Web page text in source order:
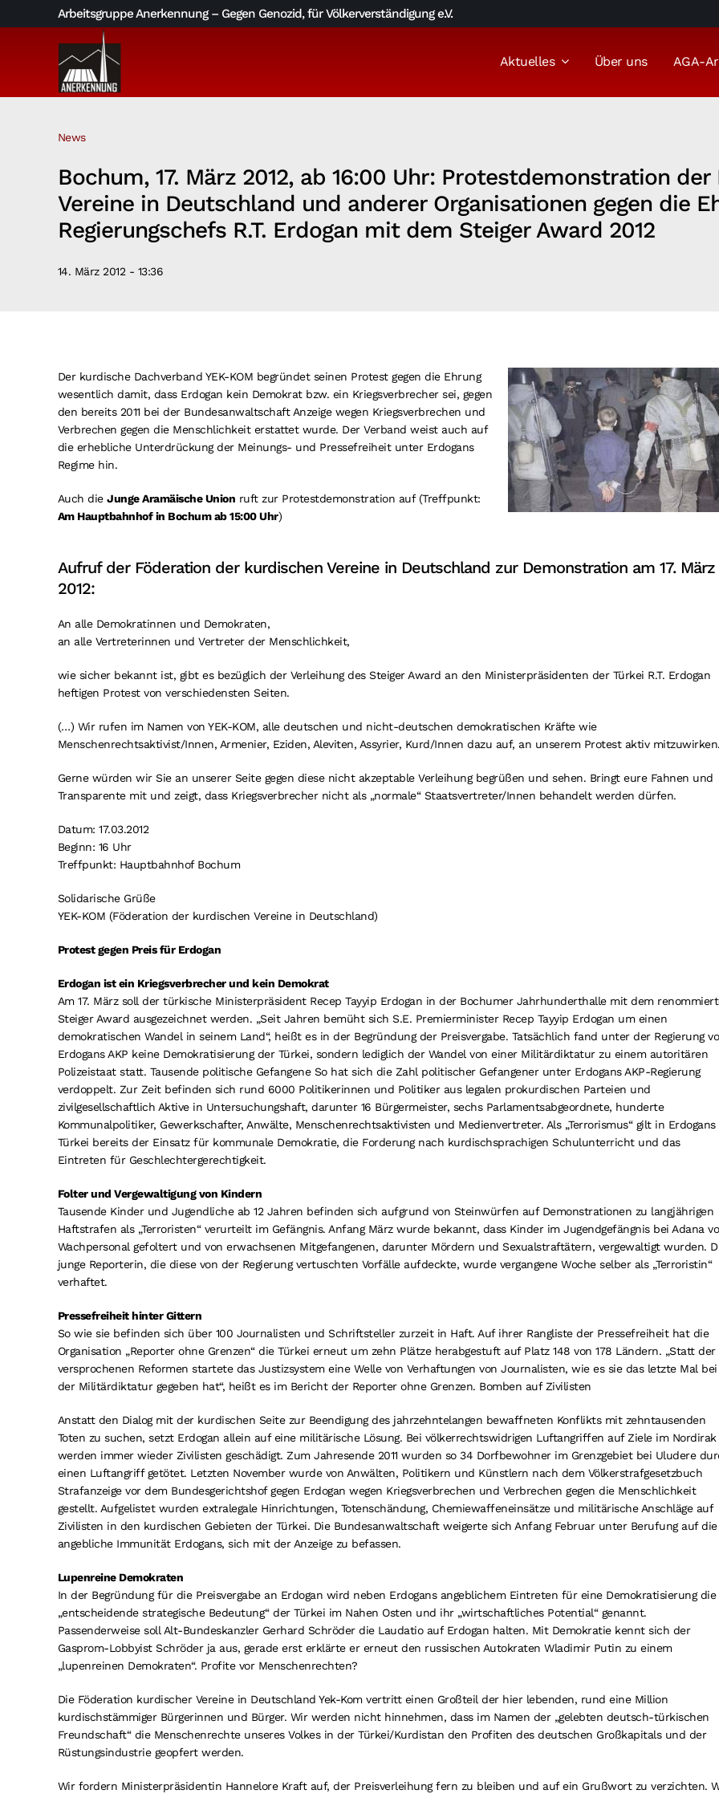
to
Arbeitsgruppe Anerkennung – Gegen Genozid, für Völkerverständigung e.V.
Aktuelles Über uns AGA-
News
Bochum, 17. März 2012, ab 16:00 Uhr: Protestdemonstration
Vereine in Deutschland und anderer Organisationen gegen die
Regierungschefs R.T. Erdogan mit dem Steiger Award 2012
14. März 2012 - 13:36
Der kurdische Dachverband YEK-KOM begründet seinen Protest gegen die Ehrung
wesentlich damit, dass Erdogan kein Demokrat bzw. ein Kriegsverbrecher sei, gegen
den bereits 2011 bei der Bundesanwaltschaft Anzeige wegen Kriegsverbrechen und
Verbrechen gegen die Menschlichkeit erstattet wurde. Der Verband weist auch auf
die erhebliche Unterdrückung der Meinungs- und Pressefreiheit unter Erdogans
Regime hin.
Auch dieJunge Aramäische Union ruft zur Protestdemonstration auf (Treffpunkt:
Am Hauptbahnhof in Bochum ab 15:00 Uhr)
Aufruf der Föderation der kurdischen Vereine in Deutschland zur Demonstration am 17. März
2012:
An alle Demokratinnen und Demokraten,
an alle Vertreterinnen und Vertreter der Menschlichkeit,
wie sicher bekannt ist, gibt es bezüglich der Verleihung des Steiger Award an den Ministerpräsidenten der Türkei R.T. Erdogan
heftigen Protest von verschiedensten Seiten.
(…) Wir rufen im Namen von YEK-KOM, alle deutschen und nicht-deutschen demokratischen Kräfte wie
Menschenrechtsaktivist/Innen, Armenier, Eziden, Aleviten, Assyrier, Kurd/Innen dazu auf, an unserem Protest aktiv mitzuwirken.
Gerne würden wir Sie an unserer Seite gegen diese nicht akzeptable Verleihung begrüßen und sehen. Bringt eure Fahnen und
Transparente mit und zeigt, dass Kriegsverbrecher nicht als „normale“ Staatsvertreter/Innen behandelt werden dürfen.
Datum: 17.03.2012
Beginn: 16 Uhr
Treffpunkt: Hauptbahnhof Bochum
Solidarische Grüße
YEK-KOM (Föderation der kurdischen Vereine in Deutschland)
Protest gegen Preis für Erdogan
Erdogan ist ein Kriegsverbrecher und kein Demokrat
Am 17. März soll der türkische Ministerpräsident Recep Tayyip Erdogan in der Bochumer Jahrhunderthalle mit dem
Steiger Award ausgezeichnet werden. „Seit Jahren bemüht sich S.E. Premierminister Recep Tayyip Erdogan um einen
demokratischen Wandel in seinem Land“, heißt es in der Begründung der Preisvergabe. Tatsächlich fand unter der Regierung
Erdogans AKP keine Demokratisierung der Türkei, sondern lediglich der Wandel von einer Militärdiktatur zu einem autoritären
Polizeistaat statt. Tausende politische Gefangene So hat sich die Zahl politischer Gefangener unter Erdogans AKP-Regierung
verdoppelt. Zur Zeit befinden sich rund 6000 Politikerinnen und Politiker aus legalen prokurdischen Parteien und
zivilgesellschaftlich Aktive in Untersuchungshaft, darunter 16 Bürgermeister, sechs Parlamentsabgeordnete, hunderte
Kommunalpolitiker, Gewerkschafter, Anwälte, Menschenrechtsaktivisten und Medienvertreter. Als „Terrorismus“ gilt in Erdogans
Türkei bereits der Einsatz für kommunale Demokratie, die Forderung nach kurdischsprachigen Schulunterricht und das
Eintreten für Geschlechtergerechtigkeit.
Folter und Vergewaltigung von Kindern
Tausende Kinder und Jugendliche ab 12 Jahren befinden sich aufgrund von Steinwürfen auf Demonstrationen zu langjährigen
Haftstrafen als „Terroristen“ verurteilt im Gefängnis. Anfang März wurde bekannt, dass Kinder im Jugendgefängnis bei Adana
Wachpersonal gefoltert und von erwachsenen Mitgefangenen, darunter Mördern und Sexualstraftätern, vergewaltigt wurden.
junge Reporterin, die diese von der Regierung vertuschten Vorfälle aufdeckte, wurde vergangene Woche selber als „Terroristin“
verhaftet.
Pressefreiheit hinter Gittern
So wie sie befinden sich über 100 Journalisten und Schriftsteller zurzeit in Haft. Auf ihrer Rangliste der Pressefreiheit hat die
Organisation „Reporter ohne Grenzen“ die Türkei erneut um zehn Plätze herabgestuft auf Platz 148 von 178 Ländern. „Statt der
versprochenen Reformen startete das Justizsystem eine Welle von Verhaftungen von Journalisten, wie es sie das letzte Mal bei
der Militärdiktatur gegeben hat“, heißt es im Bericht der Reporter ohne Grenzen. Bomben auf Zivilisten
Anstatt den Dialog mit der kurdischen Seite zur Beendigung des jahrzehntelangen bewaffneten Konflikts mit zehntausenden
Toten zu suchen, setzt Erdogan allein auf eine militärische Lösung. Bei völkerrechtswidrigen Luftangriffen auf Ziele im Nordirak
werden immer wieder Zivilisten geschädigt. Zum Jahresende 2011 wurden so 34 Dorfbewohner im Grenzgebiet bei Uludere
einen Luftangriff getötet. Letzten November wurde von Anwälten, Politikern und Künstlern nach dem Völkerstrafgesetzbuch
Strafanzeige vor dem Bundesgerichtshof gegen Erdogan wegen Kriegsverbrechen und Verbrechen gegen die Menschlichkeit
gestellt. Aufgelistet wurden extralegale Hinrichtungen, Totenschändung, Chemiewaffeneinsätze und militärische Anschläge auf
Zivilisten in den kurdischen Gebieten der Türkei. Die Bundesanwaltschaft weigerte sich Anfang Februar unter Berufung auf die
angebliche Immunität Erdogans, sich mit der Anzeige zu befassen.
Lupenreine Demokraten
In der Begründung für die Preisvergabe an Erdogan wird neben Erdogans angeblichem Eintreten für eine Demokratisierung die
„entscheidende strategische Bedeutung“ der Türkei im Nahen Osten und ihr „wirtschaftliches Potential“ genannt.
Passenderweise soll Alt-Bundeskanzler Gerhard Schröder die Laudatio auf Erdogan halten. Mit Demokratie kennt sich der
Gasprom-Lobbyist Schröder ja aus, gerade erst erklärte er erneut den russischen Autokraten Wladimir Putin zu einem
„lupenreinen Demokraten“. Profite vor Menschenrechten?
Die Föderation kurdischer Vereine in Deutschland Yek-Kom vertritt einen Großteil der hier lebenden, rund eine Million
kurdischstämmiger Bürgerinnen und Bürger. Wir werden nicht hinnehmen, dass im Namen der „gelebten deutsch-türkischen
Freundschaft“ die Menschenrechte unseres Volkes in der Türkei/Kurdistan den Profiten des deutschen Großkapitals und der
Rüstungsindustrie geopfert werden.
Wir fordern Ministerpräsidentin Hannelore Kraft auf, der Preisverleihung fern zu bleiben und auf ein Grußwort zu verzichten.